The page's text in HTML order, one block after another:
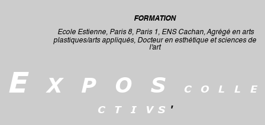
FORMATION
Ecole Estienne, Paris 8, Paris 1, ENS Cachan, Agrégé en arts
plastiques/arts appliqués, Docteur en esthétique et sciences de
l'art
E x p o s
c o l l e
c t i v s '